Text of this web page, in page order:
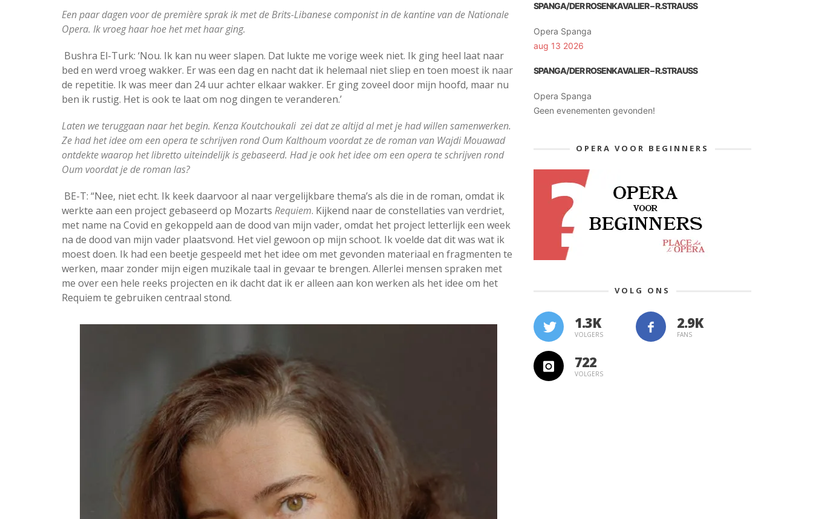
Een paar dagen voor de première sprak ik met de Brits-Libanese componist in de kantine van de Nationale
Opera. Ik vroeg haar hoe het met haar ging.
Bushra El-Turk: ‘Nou. Ik kan nu weer slapen. Dat lukte me vorige week niet. Ik ging heel laat naar
bed en werd vroeg wakker. Er was een dag en nacht dat ik helemaal niet sliep en toen moest ik naar
de repetitie. Ik was meer dan 24 uur achter elkaar wakker. Er ging zoveel door mijn hoofd, maar nu
ben ik rustig. Het is ook te laat om nog dingen te veranderen.’
Laten we teruggaan naar het begin. Kenza Koutchoukali zei dat ze altijd al met je had willen samenwerken.
Ze had het idee om een ​​opera te schrijven rond Oum Kalthoum voordat ze de roman van Wajdi Mouawad
ontdekte waarop het libretto uiteindelijk is gebaseerd. Had je ook het idee om een ​​opera te schrijven rond
Oum voordat je de roman las?
BE-T: “Nee, niet echt. Ik keek daarvoor al naar vergelijkbare thema’s als die in de roman, omdat ik
werkte aan een project gebaseerd op Mozarts Requiem. Kijkend naar de constellaties van verdriet,
met name na Covid en gekoppeld aan de dood van mijn vader, omdat het project letterlijk een week
na de dood van mijn vader plaatsvond. Het viel gewoon op mijn schoot. Ik voelde dat dit was wat ik
moest doen. Ik had een beetje gespeeld met het idee om met gevonden materiaal en fragmenten te
werken, maar zonder mijn eigen muzikale taal in gevaar te brengen. Allerlei mensen spraken met
me over een hele reeks projecten en ik dacht dat ik er alleen aan kon werken als het idee om het
Requiem te gebruiken centraal stond.
SPANGA/DER ROSENKAVALIER – R.STRAUSS
Opera Spanga
aug 13 2026
SPANGA/DER ROSENKAVALIER – R.STRAUSS
Opera Spanga
Geen evenementen gevonden!
OPERA VOOR BEGINNERS
VOLG ONS
1.3K
VOLGERS FANS
722
VOLGERS